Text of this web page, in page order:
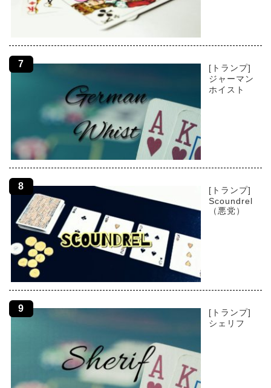
[トランプ]
ジャーマン
ホイスト
[トランプ]
Scoundrel
（悪党）
[トランプ]
シェリフ